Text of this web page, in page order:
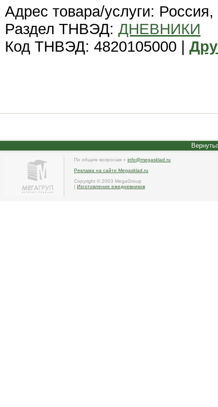
Адрес товара/услуги:
Раздел ТНВЭД: ДНЕВНИКИ
Код ТНВЭД: 4820105000 |
По общим вопросам » info@megasklad.ru
Реклама на сайте Megasklad.ru
Copyright © 2003 MegaGroup
| Изготовление ежедневников